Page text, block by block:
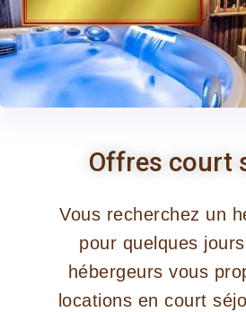
Offres court
Vous recherchez un
pour quelques
hébergeurs vous
locations en court